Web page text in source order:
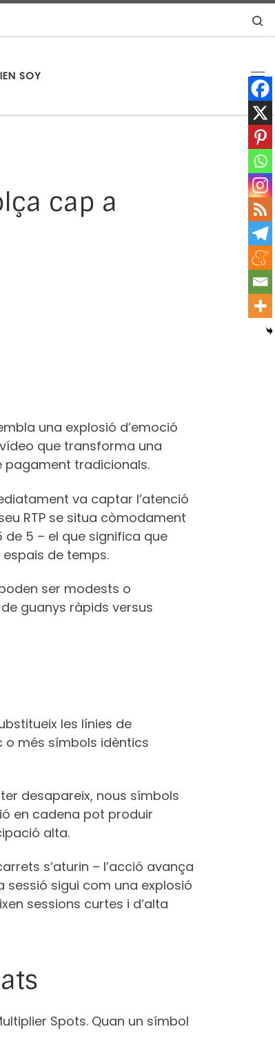
SOY
cap a
una explosió d’emoció
que transforma una
pagament tradicionals.
va captar l’atenció
RTP se situa còmodament
de 5 – el que significa que
de temps.
ser modests o
guanys ràpids versus
les línies de
o més símbols idèntics
desapareix, nous símbols
en cadena pot produir
alta.
s’aturin – l’acció avança
sessió sigui com una explosió
sessions curtes i d’alta
Spots. Quan un símbol